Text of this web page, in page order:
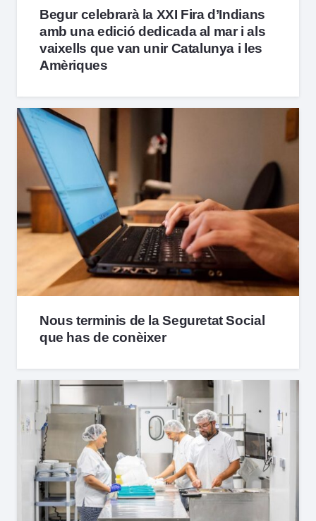
Begur celebrarà la XXI Fira d’Indians
amb una edició dedicada al mar i als
vaixells que van unir Catalunya i les
Amèriques
Nous terminis de la Seguretat Social
que has de conèixer